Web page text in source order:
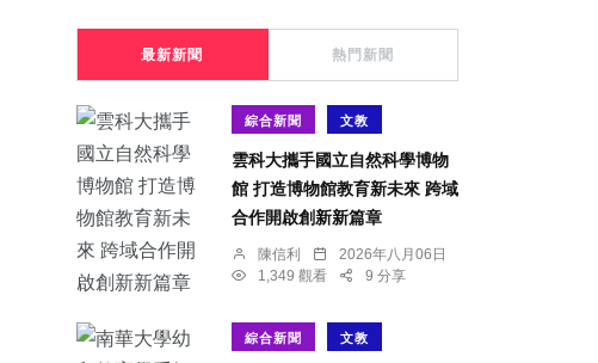
最新新聞 熱門新聞
綜合新聞 文教
雲科大攜手國立自然科學博物
館 打造博物館教育新未來 跨域
合作開啟創新新篇章
陳信利
2026年八月06日
1,349 觀看
9 分享
綜合新聞 文教